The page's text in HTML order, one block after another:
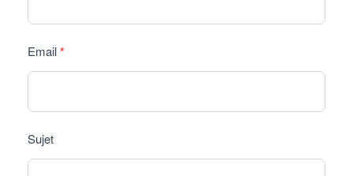
Email*
Sujet